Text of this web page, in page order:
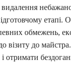
видалення
етапі.
обмежень,
візиту до
отримати